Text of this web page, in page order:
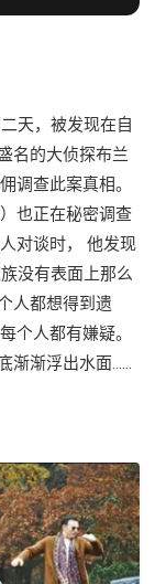
天，被发现在自
名的大侦探布兰
调查此案真相。
也正在秘密调查
对谈时， 他发现
没有表面上那么
人都想得到遗
个人都有嫌疑。
渐渐浮出水面……